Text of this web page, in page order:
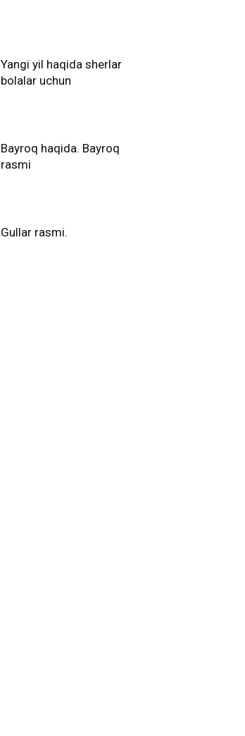
Yangi yil haqida sherlar
bolalar uchun
Bayroq haqida. Bayroq
rasmi
Gullar rasmi.